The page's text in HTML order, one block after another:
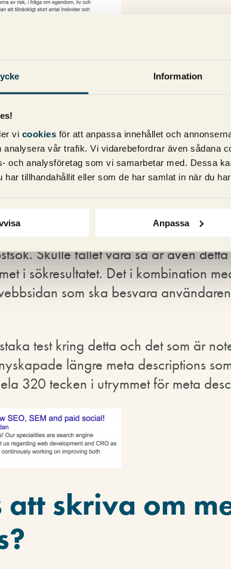
Information
vi cookies för att anpassa innehållet och
analysera vår trafik. Vi vidarebefordrar även sådana
och analysföretag som vi samarbetar med. Dessa
har tillhandahållit eller som de har samlat in när du
Anpassa
till
bero på två olika anledningar.
description är relevant när utrymmet
innehållet från sidan i större
direkt i sökresultatet. Under den
anledningar till att featured snippets
på att de ska kunna besvara den
Skulle fallet vara så är även
i sökresultatet. Det i kombination
som ska besvara
test kring detta och det som är
längre meta descriptions
320 tecken i utrymmet för meta
skriva om